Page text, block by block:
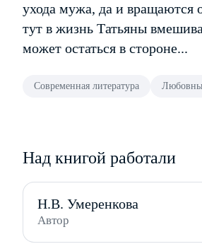
ухода мужа, да и вращаются
тут в жизнь Татьяны
может остаться в стороне...
Современная литература
Над книгой работали
Н.В. Умеренкова
Автор